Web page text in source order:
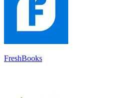
FreshBooks